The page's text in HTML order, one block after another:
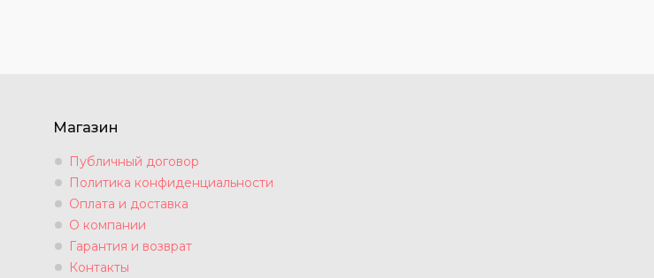
Магазин
Публичный договор
Политика конфиденциальности
Оплата и доставка
О компании
Гарантия и возврат
Контакты